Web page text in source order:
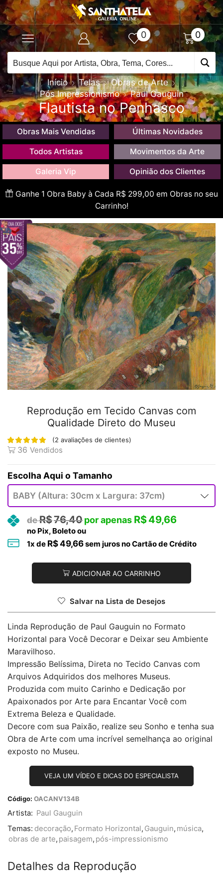
0 0
Início Telas
Obras de Arte
Pós Impressionismo
Paul Gauguin
Flautista no Penhasco
Obras Mais Vendidas Últimas Novidades
Todos Artistas Movimentos da Arte
Galeria Vip Opinião dos Clientes
Ganhe 1 Obra Baby à Cada R$ 299,00 em Obras no seu
Carrinho!
Reprodução em Tecido Canvas com
Qualidade Direto do Museu
(2 avaliações de clientes)
36 Vendidos
Tamanho
R$76,40 R$49,66
no Pix, Boleto ou
1x de R$49,66sem juros no Cartão de Crédito
ADICIONAR AO CARRINHO
Salvar na Lista de Desejos
Linda Reprodução de Paul Gauguin no Formato
Horizontal para Você Decorar e Deixar seu Ambiente
Maravilhoso.
Impressão Belíssima, Direta no Tecido Canvas com
Arquivos Adquiridos dos melhores Museus.
Produzida com muito Carinho e Dedicação por
Apaixonados por Arte para Encantar Você com
Extrema Beleza e Qualidade.
Decore com sua Paixão, realize seu Sonho e tenha sua
Obra de Arte com uma incrível semelhança ao original
exposto no Museu.
VEJA UM VÍDEO E DICAS DO ESPECIALISTA
Código: OACANV134B
Artista: Paul Gauguin
Temas: decoração, Formato Horizontal, Gauguin, música,
obras de arte, paisagem, pós-impressionismo
Detalhes da Reprodução